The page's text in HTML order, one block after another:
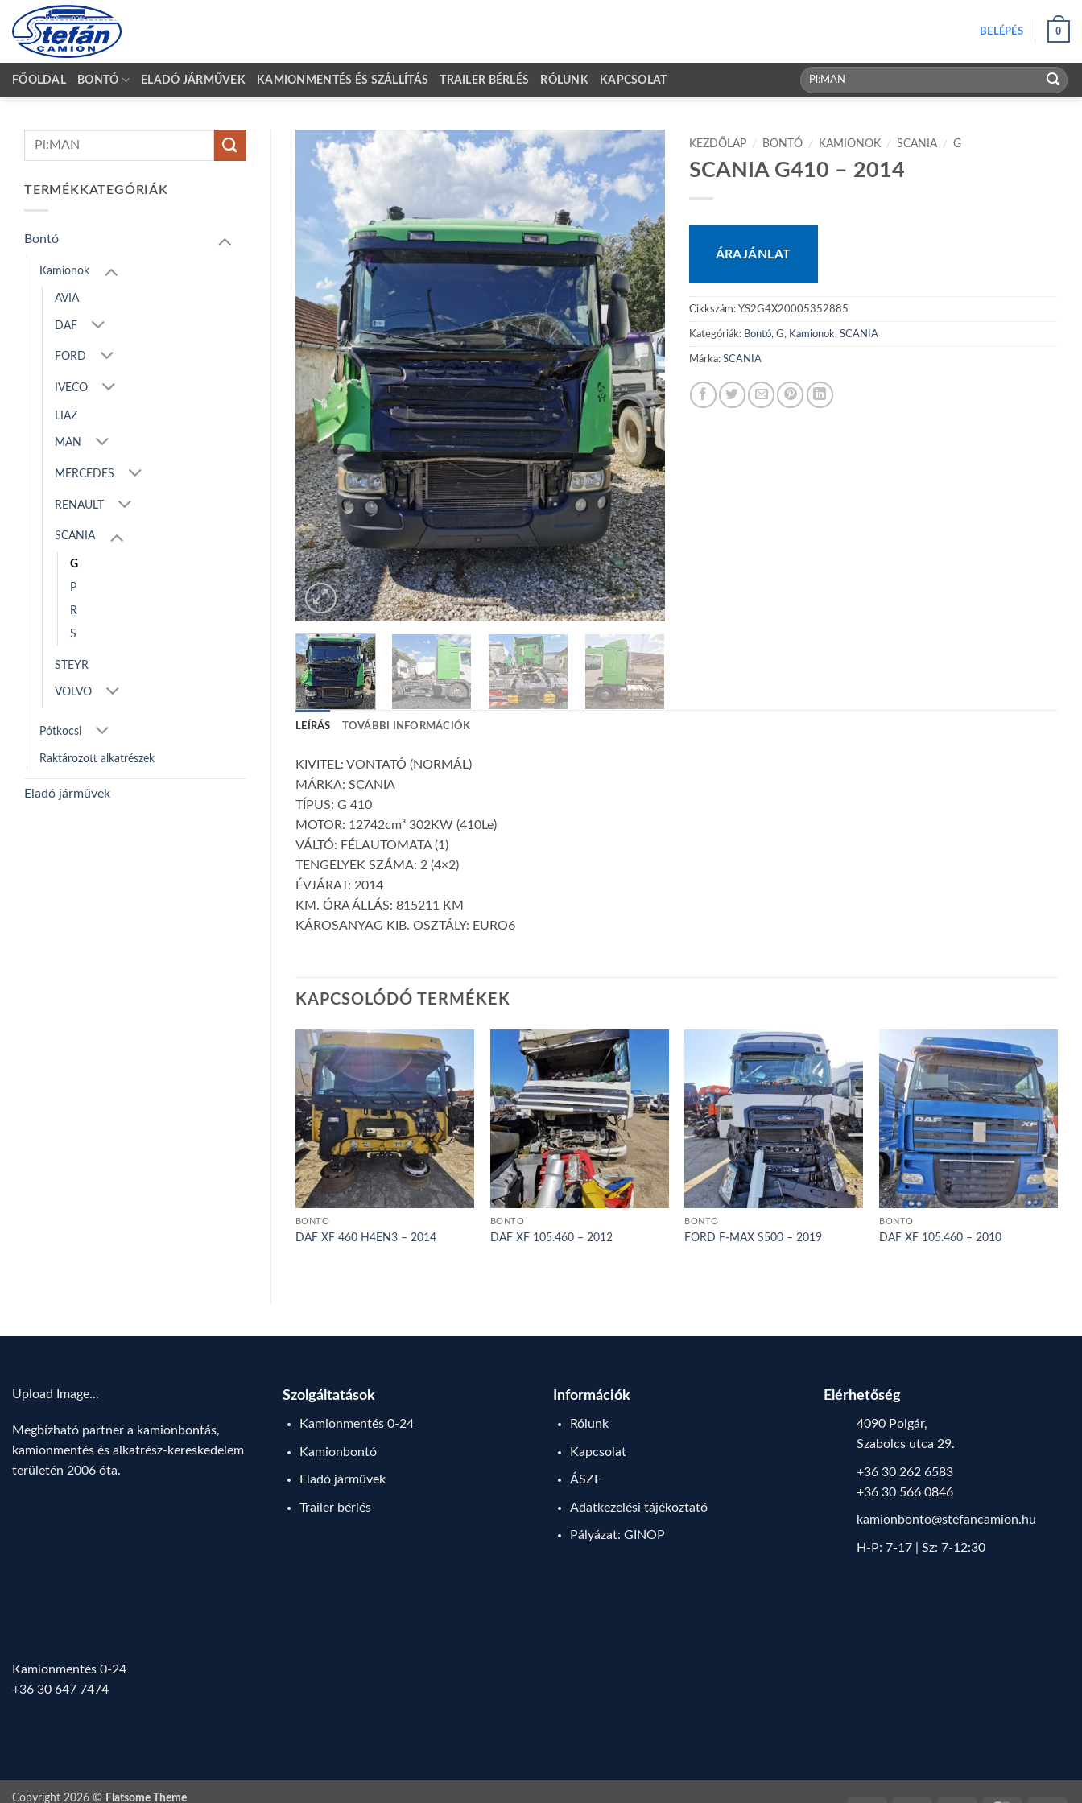
content
BELÉPÉS 0
FŐOLDAL BONTÓ ELADÓ JÁRMŰVEK KAMIONMENTÉS ÉS SZÁLLÍTÁS TRAILER BÉRLÉS RÓLUNK KAPCSOLAT
Keresés
a
Keresés
TERMÉKKATEGÓRIÁK
Bontó
Kamionok
AVIA
DAF
FORD
IVECO
LIAZ
MAN
MERCEDES
RENAULT
SCANIA
G
P
R
S
STEYR
VOLVO
Pótkocsi
Raktározott alkatrészek
Eladó járművek
KEZDŐLAP / BONTÓ / KAMIONOK / SCANIA / G
SCANIA G410 – 2014
ÁRAJÁNLAT
Cikkszám: YS2G4X20005352885
Kategóriák: Bontó, G, Kamionok, SCANIA
Márka: SCANIA
LEÍRÁS TOVÁBBI INFORMÁCIÓK
KIVITEL: VONTATÓ (NORMÁL)
MÁRKA: SCANIA
TÍPUS: G 410
MOTOR: 12742cm³ 302KW (410Le)
VÁLTÓ: FÉLAUTOMATA (1)
TENGELYEK SZÁMA: 2 (4×2)
ÉVJÁRAT: 2014
KM. ÓRA ÁLLÁS: 815211 KM
KÁROSANYAG KIB. OSZTÁLY: EURO6
KAPCSOLÓDÓ TERMÉKEK
BONTÓ
DAF XF 460 H4EN3 – 2014
BONTÓ
DAF XF 105.460 – 2012
BONTÓ
FORD F-MAX S500 – 2019
BONTÓ
DAF XF 105.460 – 2010
Upload Image...
Megbízható partner a kamionbontás,
kamionmentés és alkatrész-kereskedelem
területén 2006 óta.
Szolgáltatások
Kamionmentés 0-24
Kamionbontó
Eladó járművek
Trailer bérlés
Információk
Rólunk
Kapcsolat
ÁSZF
Adatkezelési tájékoztató
Pályázat: GINOP
Elérhetőség
4090 Polgár,
Szabolcs utca 29.
+36 30 262 6583
+36 30 566 0846
kamionbonto@stefancamion.hu
H-P: 7-17 | Sz: 7-12:30
Kamionmentés 0-24
+36 30 647 7474
Copyright 2026 © Flatsome Theme